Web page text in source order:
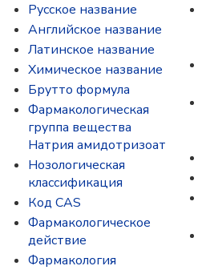
Русское название
Английское название
Латинское название
Химическое название
Брутто формула
Фармакологическая
группа вещества
Натрия амидотризоат
Нозологическая
классификация
Код CAS
Фармакологическое
действие
Фармакология